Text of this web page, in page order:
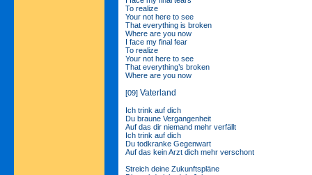
To realize
Your not here to see
That everything is broken
Where are you now
I face my final fear
To realize
Your not here to see
That everything’s broken
Where are you now
[09] Vaterland
Ich trink auf dich
Du braune Vergangenheit
Auf das dir niemand mehr verfällt
Ich trink auf dich
Du todkranke Gegenwart
Auf das kein Arzt dich mehr verschont
Streich deine Zukunftspläne